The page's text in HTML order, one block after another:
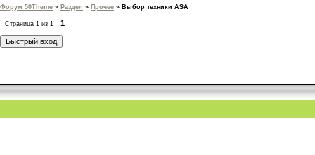
Форум 50Theme » Раздел » Прочее » Выбор техники ASA
Страница 1 из 1 1